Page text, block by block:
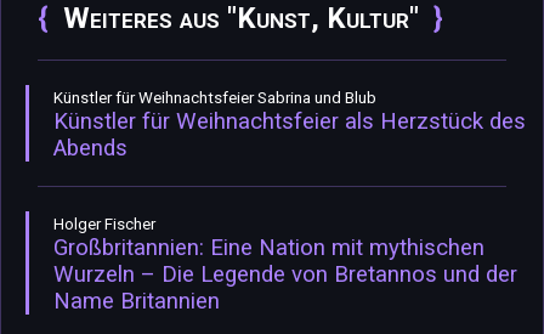
Weiteres aus "Kunst, Kultur"
Künstler für Weihnachtsfeier Sabrina und Blub
Künstler für Weihnachtsfeier als Herzstück des
Abends
Holger Fischer
Großbritannien: Eine Nation mit mythischen
Wurzeln – Die Legende von Bretannos und der
Name Britannien